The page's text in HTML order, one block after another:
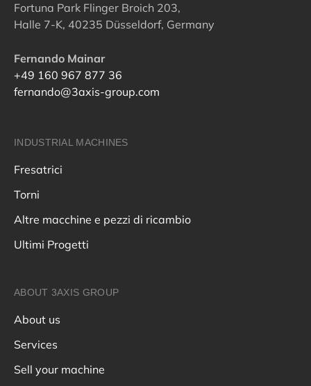
Fortuna Park Flinger Broich 203,
Halle 7-K, 40235 Düsseldorf, Germany
Fernando Mainar
+49 160 967 877 36
fernando@3axis-group.com
INDUSTRIAL MACHINES
Fresatrici
Torni
Altre macchine e pezzi di ricambio
Ultimi Progetti
ABOUT 3AXIS GROUP
About us
Services
Sell your machine